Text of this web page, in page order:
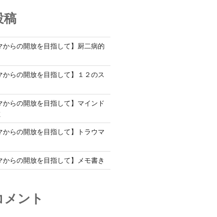
稿
からの開放を目指して】厨二病的
からの開放を目指して】１２のス
からの開放を目指して】マインド
からの開放を目指して】トラウマ
からの開放を目指して】メモ書き
ント